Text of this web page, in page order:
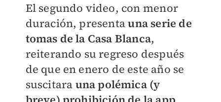
​El segundo video, con menor
duración, presentauna serie de
tomas de la Casa Blanca,
reiterando su regreso después
de que en enero de este año se
suscitara una polémica (y